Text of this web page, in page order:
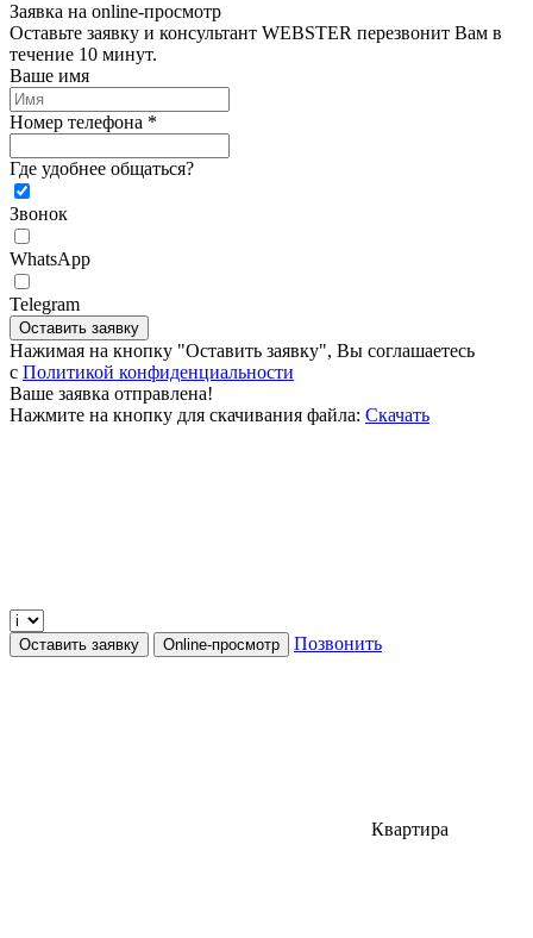
Заявка на online-просмотр
Оставьте заявку и консультант WEBSTER перезвонит Вам в
течение 10 минут.
Ваше имя
Номер телефона *
Где удобнее общаться?
Звонок
WhatsApp
Telegram
Оставить заявку
Нажимая на кнопку "Оставить заявку", Вы соглашаетесь
c Политикой конфиденциальности
Ваше заявка отправлена!
Нажмите на кнопку для скачивания файла: Скачать
Оставить заявку Online-просмотр Позвонить
Квартира